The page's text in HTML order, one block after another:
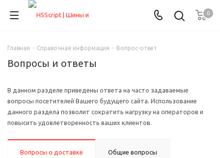
0
Главная - Справочная информация - Вопрос-ответ
Вопросы и ответы
В данном разделе приведены ответа на часто задаваемые
вопросы посетителей Вашего будущего сайта. Использование
данного раздела позволит сократить нагрузку на операторов и
повысить удовлетворенность ваших клиентов.
Вопросы о доставке Общие вопросы